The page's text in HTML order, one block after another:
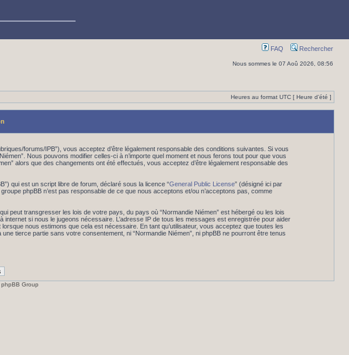
FAQ Rechercher
Nous sommes le 07 Aoû 2026, 08:56
Heures au format UTC [ Heure d’été ]
forums/IPB”), vous acceptez d’être légalement responsable des conditions suivantes. Si vous
Nous pouvons modifier celles-ci à n’importe quel moment et nous ferons tout pour que vous
alors que des changements ont été effectués, vous acceptez d’être légalement responsable des
qui est un script libre de forum, déclaré sous la licence “General Public License” (désigné ici par
phpBB n’est pas responsable de ce que nous acceptons et/ou n’acceptons pas, comme
peut transgresser les lois de votre pays, du pays où “Normandie Niémen” est hébergé ou les lois
si nous le jugeons nécessaire. L’adresse IP de tous les messages est enregistrée pour aider
nous estimons que cela est nécessaire. En tant qu’utilisateur, vous acceptez que toutes les
tierce partie sans votre consentement, ni “Normandie Niémen”, ni phpBB ne pourront être tenus
Group